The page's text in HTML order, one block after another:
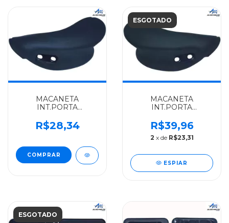
MACANETA
INT.PORTA
ESQUERDA FIAT
ALGOMAIS DUCATO -
R$28,34
ESGOTADO
MACANETA
INT.PORTA
FIAT ALGOMAIS
DUCATO - 735306122
R$39,96
2 x de R$23,31
ESPIAR
ESGOTADO